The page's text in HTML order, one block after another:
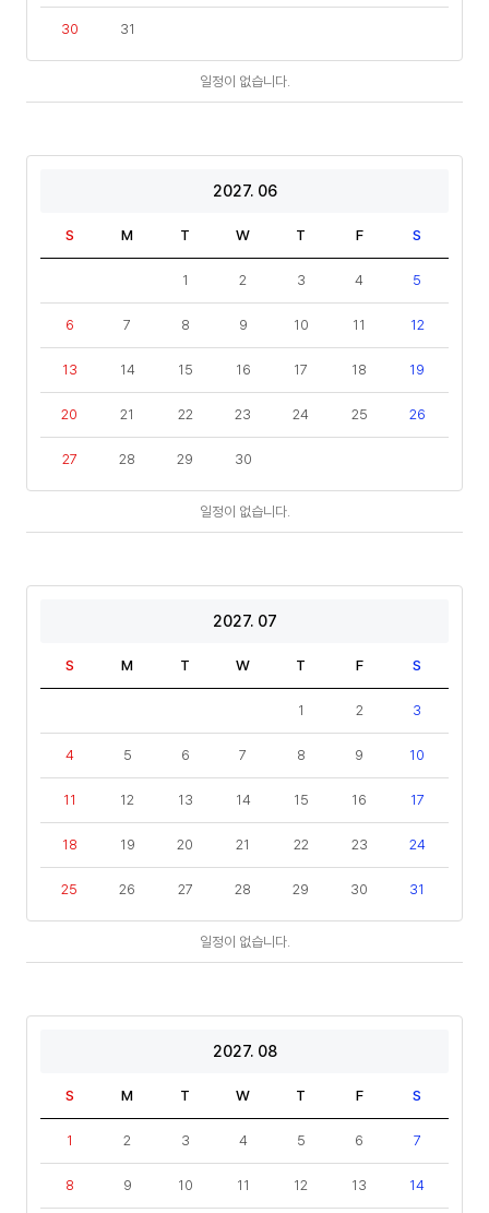
30 31
일정이 없습니다.
2027. 06
S M T W T F S
1 2 3 4 5
6 7 8 9 10 11 12
13 14 15 16 17 18 19
20 21 22 23 24 25 26
27 28 29 30
일정이 없습니다.
2027. 07
S M T W T F S
1 2 3
4 5 6 7 8 9 10
11 12 13 14 15 16 17
18 19 20 21 22 23 24
25 26 27 28 29 30 31
일정이 없습니다.
2027. 08
S M T W T F S
1 2 3 4 5 6 7
8 9 10 11 12 13 14